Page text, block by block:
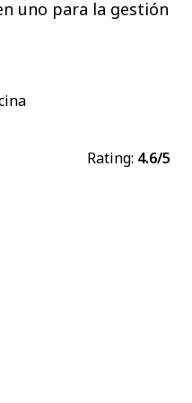
uno para la gestión
Rating: 4.6/5